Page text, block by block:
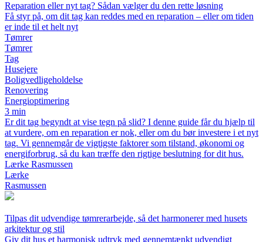
Reparation eller nyt tag? Sådan vælger du den rette løsning
Få styr på, om dit tag kan reddes med en reparation – eller om tiden
er inde til et helt nyt
Tømrer
Tømrer
Tag
Husejere
Boligvedligeholdelse
Renovering
Energioptimering
3 min
Er dit tag begyndt at vise tegn på slid? I denne guide får du hjælp til
at vurdere, om en reparation er nok, eller om du bør investere i et nyt
tag. Vi gennemgår de vigtigste faktorer som tilstand, økonomi og
energiforbrug, så du kan træffe den rigtige beslutning for dit hus.
Lærke Rasmussen
Lærke
Rasmussen
Tilpas dit udvendige tømrerarbejde, så det harmonerer med husets
arkitektur og stil
Giv dit hus et harmonisk udtryk med gennemtænkt udvendigt